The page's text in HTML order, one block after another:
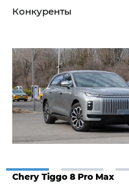
Конкуренты
Chery Tiggo 8 Pro Max